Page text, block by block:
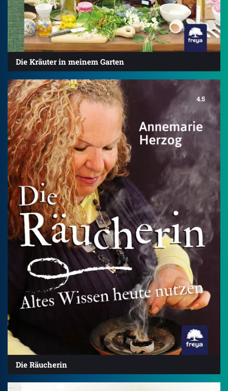
Die Kräuter in meinem Garten
4.5
Die Räucherin